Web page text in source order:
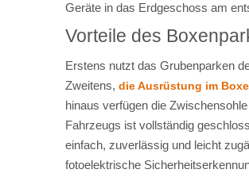
Geräte in das Erdgeschoss am
Vorteile des
Erstens nutzt das Grubenparken
Zweitens, die Ausrüstung im
hinaus verfügen die
Fahrzeugs ist vollständig
einfach, zuverlässig und leicht
fotoelektrische